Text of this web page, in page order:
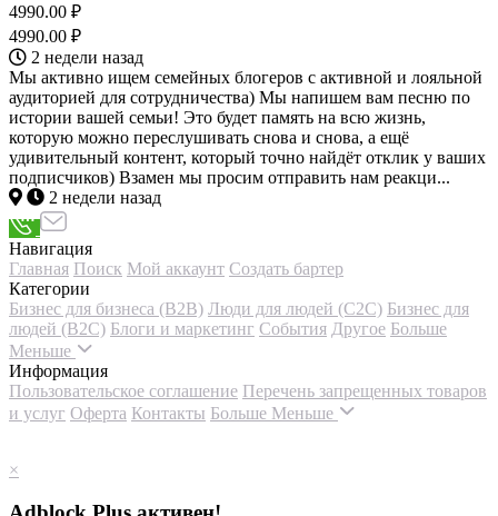
4990.00 ₽
4990.00 ₽
2 недели назад
Мы активно ищем семейных блогеров с активной и лояльной
аудиторией для сотрудничества) Мы напишем вам песню по
истории вашей семьи! Это будет память на всю жизнь,
которую можно переслушивать снова и снова, а ещё
удивительный контент, который точно найдёт отклик у ваших
подписчиков) Взамен мы просим отправить нам реакци...
2 недели назад
Навигация
Главная Поиск Мой аккаунт Создать бартер
Категории
Бизнес для бизнеса (B2B) Люди для людей (С2С) Бизнес для
людей (B2C) Блоги и маркетинг События Другое Больше
Меньше
Информация
Пользовательское соглашение Перечень запрещенных товаров
и услуг Оферта Контакты Больше Меньше
×